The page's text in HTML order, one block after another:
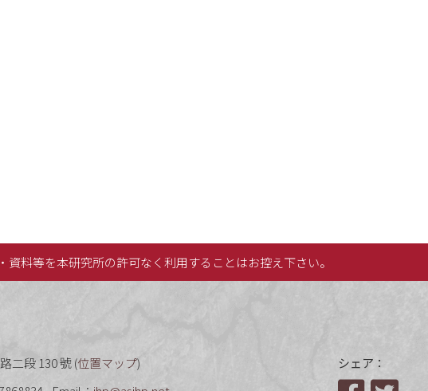
資料等を本研究所の許可なく利用することはお控え下さい。
二段 130 號 (位置マップ)
シェア：